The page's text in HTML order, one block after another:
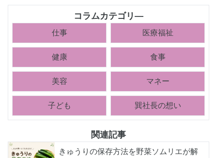
コラムカテゴリ―
仕事 医療福祉
健康 食事
美容 マネー
子ども 巽社長の想い
関連記事
きゅうりの保存方法を野菜ソムリエが解